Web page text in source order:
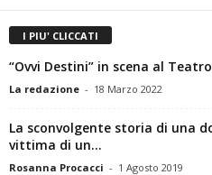
I PIU' CLICCATI
“Ovvi Destini” in scena al
La redazione - 18 Marzo 2022
La sconvolgente storia di una
vittima di un...
Rosanna Procacci - 1 Agosto 2019